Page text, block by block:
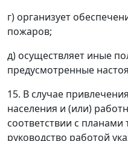
г) организует
пожаров;
д) осуществляет иные
предусмотренные
15. В случае
населения и (или)
соответствии с
руководство работой